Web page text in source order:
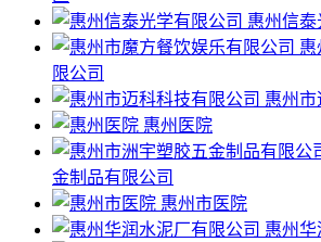
惠州信泰
惠
限公司
惠州市
惠州医院
金制品有限公司
惠州市医院
惠州华